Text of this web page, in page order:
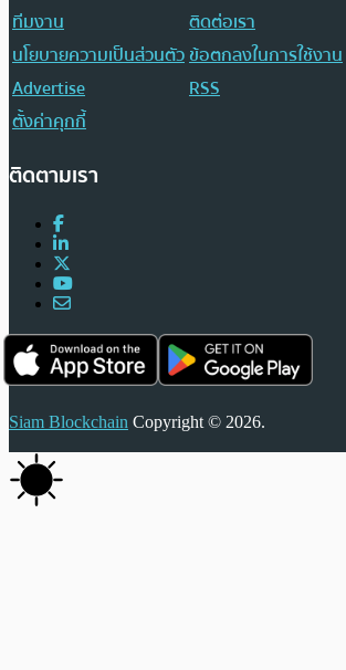
ทีมงาน
ติดต่อเรา
นโยบายความเป็นส่วนตัวข้อตกลงในการใช้งาน
Advertise
RSS
ตั้งค่าคุกกี้
ติดตามเรา
Siam Blockchain Copyright © 2026.